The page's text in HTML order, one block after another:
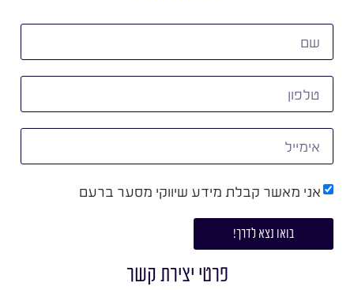
אני מאשר קבלת מידע שיווקי מסער ברעם
בואו נצא לדרך!
פרטי יצירת קשר